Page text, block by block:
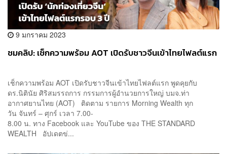
9 มกราคม 2023
ชมคลิป: เช็กความพร้อม AOT เปิดรับชาวจีนเข้าไทยไฟลต์แรก
เช็กความพร้อม AOT เปิดรับชาวจีนเข้าไทยไฟลต์แรก พูดคุยกับ
ดร.นิตินัย ศิริสมรรถการ กรรมการผู้อำนวยการใหญ่ บมจ.ท่า
อากาศยานไทย (AOT) ติดตาม รายการ Morning Wealth ทุก
วัน จันทร์ – ศุกร์ เวลา 7.00-
8.00 น. ทาง Facebook และ YouTube ของ THE STANDARD
WEALTH อัปเดตข่...